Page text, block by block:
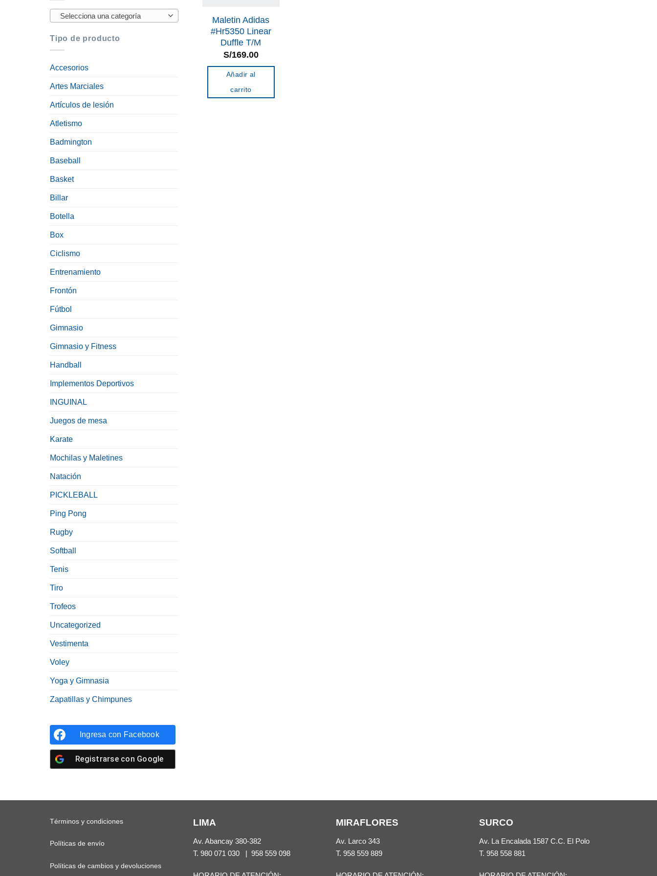
Selecciona una categoría
Tipo de producto
Accesorios
Artes Marciales
Artículos de lesión
Atletismo
Badmington
Baseball
Basket
Billar
Botella
Box
Ciclismo
Entrenamiento
Frontón
Fútbol
Gimnasio
Gimnasio y Fitness
Handball
Implementos Deportivos
INGUINAL
Juegos de mesa
Karate
Mochilas y Maletines
Natación
PICKLEBALL
Ping Pong
Rugby
Softball
Tenis
Tiro
Trofeos
Uncategorized
Vestimenta
Voley
Yoga y Gimnasia
Zapatillas y Chimpunes
Ingresa con Facebook
Registrarse con Google
Maletin Adidas
#Hr5350 Linear
Duffle T/M
S/169.00
Añadir al
carrito
Términos y condiciones
Políticas de envío
Políticas de cambios y devoluciones
LIMA
Av. Abancay 380-382
T. 980 071 030| 958 559 098
MIRAFLORES
Av. Larco 343
T. 958 559 889
SURCO
Av. La Encalada 1587 C.C. El Polo
T. 958 558 881